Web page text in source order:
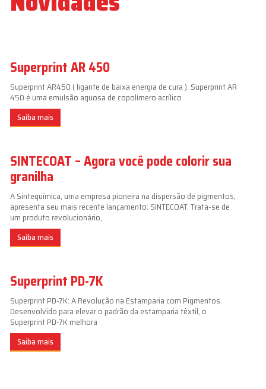
Superprint AR 450
Superprint AR450 ( ligante de baixa energia de cura ). Superprint AR
450 é uma emulsão aquosa de copolímero acrílico
Saiba mais
SINTECOAT – Agora você pode colorir sua
granilha
A Sintequímica, uma empresa pioneira na dispersão de pigmentos,
apresenta seu mais recente lançamento: SINTECOAT. Trata-se de
um produto revolucionário,
Saiba mais
Superprint PD-7K
Superprint PD-7K: A Revolução na Estamparia com Pigmentos.
Desenvolvido para elevar o padrão da estamparia têxtil, o
Superprint PD-7K melhora
Saiba mais